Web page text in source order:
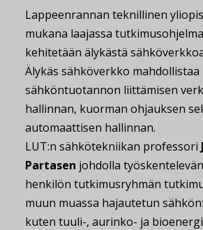
Lappeenrannan teknillinen
mukana laajassa
kehitetään älykästä
Älykäs sähköverkko
sähköntuotannon liittämisen
hallinnan, kuorman ohjauksen
automaattisen hallinnan.
LUT:n sähkötekniikan professori
Partasen johdolla
henkilön tutkimusryhmän
muun muassa hajautetun
kuten tuuli-, aurinko- ja